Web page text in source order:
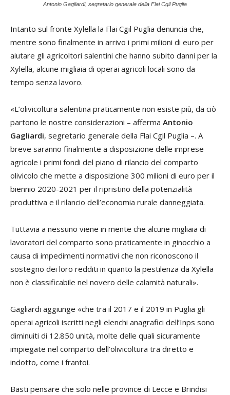
Antonio Gagliardi, segretario generale della Flai Cgil Puglia
Intanto sul fronte Xylella la Flai Cgil Puglia denuncia che,
mentre sono finalmente in arrivo i primi milioni di euro per
aiutare gli agricoltori salentini che hanno subito danni per la
Xylella, alcune migliaia di operai agricoli locali sono da
tempo senza lavoro.
«L’olivicoltura salentina praticamente non esiste più, da ciò
partono le nostre considerazioni – afferma Antonio
Gagliardi, segretario generale della Flai Cgil Puglia –. A
breve saranno finalmente a disposizione delle imprese
agricole i primi fondi del piano di rilancio del comparto
olivicolo che mette a disposizione 300 milioni di euro per il
biennio 2020-2021 per il ripristino della potenzialità
produttiva e il rilancio dell’economia rurale danneggiata.
Tuttavia a nessuno viene in mente che alcune migliaia di
lavoratori del comparto sono praticamente in ginocchio a
causa di impedimenti normativi che non riconoscono il
sostegno dei loro redditi in quanto la pestilenza da Xylella
non è classificabile nel novero delle calamità naturali».
Gagliardi aggiunge «che tra il 2017 e il 2019 in Puglia gli
operai agricoli iscritti negli elenchi anagrafici dell’Inps sono
diminuiti di 12.850 unità, molte delle quali sicuramente
impiegate nel comparto dell’olivicoltura tra diretto e
indotto, come i frantoi.
Basti pensare che solo nelle province di Lecce e Brindisi